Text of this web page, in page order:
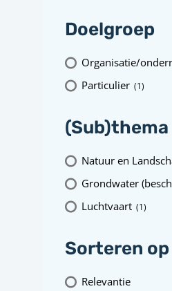
Doelgroep
Organisatie/
Particulier (1)
(Sub)thema
Natuur en
Grondwater
Luchtvaart (1)
Sorteren op
Relevantie